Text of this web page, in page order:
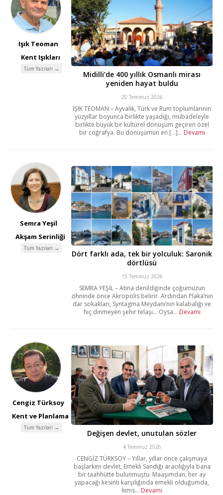
Işık Teoman
Kent Işıkları
Tüm Yazıları →
Midilli’de 400 yıllık Osmanlı mirası
yeniden hayat buldu
20 Temmuz 2026
IŞIK TEOMAN – Ayvalık, Türk ve Rum toplumlarının
yüzyıllar boyunca birlikte yaşadığı, mübadeleyle
birlikte büyük bir kültürel dönüşüm geçiren özel
bir coğrafya. Bu dönüşümün en [...]... Devamı
Semra Yeşil
Akşam Serinliği
Tüm Yazıları →
Dört farklı ada, tek bir yolculuk: Saronik
dörtlüsü
15 Temmuz 2026
SEMRA YEŞİL – Atina denildiğinde çoğumuzun
zihninde önce Akropolis belirir. Ardından Plaka’nın
dar sokakları, Syntagma Meydanı’nın kalabalığı ve
hiç dinmeyen şehir telaşı… Oysa... Devamı
Cengiz Türksoy
Kent ve Planlama
Tüm Yazıları →
Değişen devlet, unutulan sözler
4 Temmuz 2026
CENGİZ TÜRKSOY – Yıllar, yıllar önce çalışmaya
başlarken devlet, Emekli Sandığı aracılığıyla bana
bir taahhütte bulunmuştu: Maaşımdan, her ay
yapacağı kesinti karşılığında emekli olduğumda,
kims... Devamı